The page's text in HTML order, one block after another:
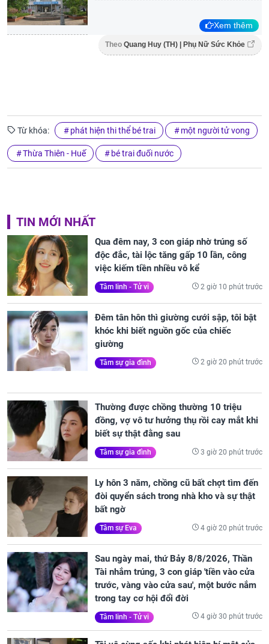
Xem thêm
Theo Quang Huy (TH) | Phụ Nữ Sức Khỏe
Từ khóa: phát hiện thi thể bé trai một người tử vong
Thừa Thiên - Huế bé trai đuối nước
TIN MỚI NHẤT
Qua đêm nay, 3 con giáp nhờ trúng số
độc đắc, tài lộc tăng gấp 10 lần, công
việc kiếm tiền nhiều vô kể
Tâm linh - Tử vi 2 giờ 10 phút trước
Đêm tân hôn thì giường cưới sập, tôi bật
khóc khi biết nguồn gốc của chiếc
giường
Tâm sự gia đình 2 giờ 20 phút trước
Thường được chồng thường 10 triệu
đồng, vợ vô tư hưởng thụ rồi cay mắt khi
biết sự thật đằng sau
Tâm sự gia đình 3 giờ 20 phút trước
Ly hôn 3 năm, chồng cũ bất chợt tìm đến
đòi quyển sách trong nhà kho và sự thật
bất ngờ
Tâm sự Eva 4 giờ 20 phút trước
Sau ngày mai, thứ Bảy 8/8/2026, Thần
Tài nhắm trúng, 3 con giáp 'tiền vào cửa
trước, vàng vào cửa sau', một bước nắm
trong tay cơ hội đổi đời
Tâm linh - Tử vi 4 giờ 30 phút trước